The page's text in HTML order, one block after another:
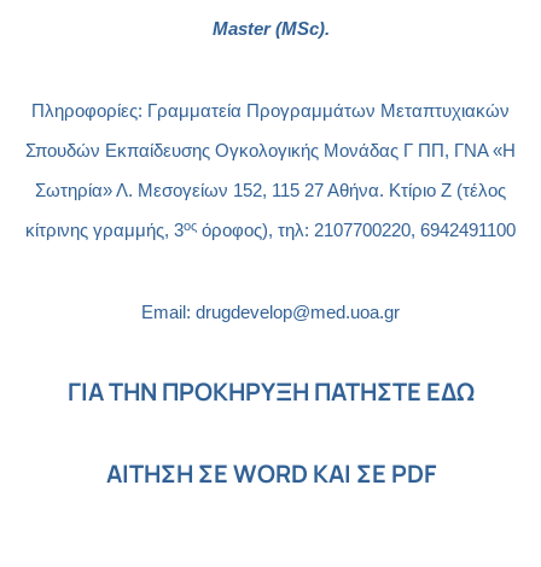
Master(MSc).
Πληροφορίες: Γραμματεία Προγραμμάτων Μεταπτυχιακών
Σπουδών Εκπαίδευσης Ογκολογικής Μονάδας Γ ΠΠ, ΓΝΑ «Η
Σωτηρία» Λ. Μεσογείων 152, 115 27 Αθήνα. Κτίριο Ζ (τέλος
κίτρινης γραμμής, 3ος όροφος), τηλ: 2107700220, 6942491100
Εmail: drugdevelop@med.uoa.gr
ΓΙΑ ΤΗΝ ΠΡΟΚΗΡΥΞΗ ΠΑΤΗΣΤΕ ΕΔΩ
AITHΣΗ ΣΕWORD ΚΑΙ ΣΕ PDF